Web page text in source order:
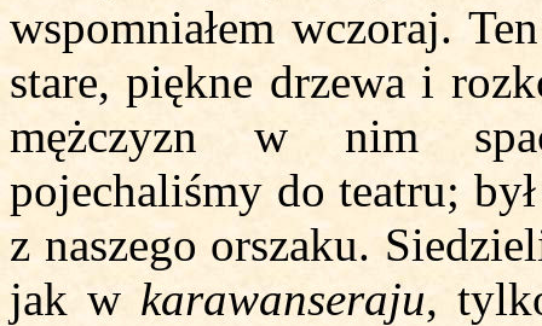
wspomniałem wczoraj.
stare, piękne drzewa i
mężczyzn w nim
pojechaliśmy do teatru;
z naszego orszaku.
jak w karawanseraju,